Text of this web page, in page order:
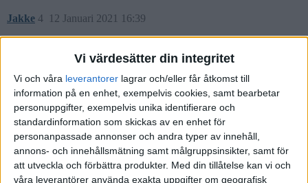
Vi värdesätter din integritet
Vi och våra leverantorer lagrar och/eller får åtkomst till
information på en enhet, exempelvis cookies, samt bearbetar
personuppgifter, exempelvis unika identifierare och
standardinformation som skickas av en enhet för
personanpassade annonser och andra typer av innehåll,
annons- och innehållsmätning samt målgruppsinsikter, samt för
att utveckla och förbättra produkter. Med din tillåtelse kan vi och
våra leverantörer använda exakta uppgifter om geografisk
Jakke 12 Januari 2021 16:39
4
Om man har Fora då ska man logga in på fora.se och välja
Länsförsäkringar Fond Liv eller Amf fondförsäkring. Klart
billigaste valet bägge två. Det tar ca mellan 2-3 månader max att få
allt flyttat och klart. Om man har Saf-Lo. Det kan man lätt jämföra
pris på konsumenternas.se
Spp fondförsäkring är ingen dålig val. Det jag inte gillar att det blir
dyrare långsiktigt.